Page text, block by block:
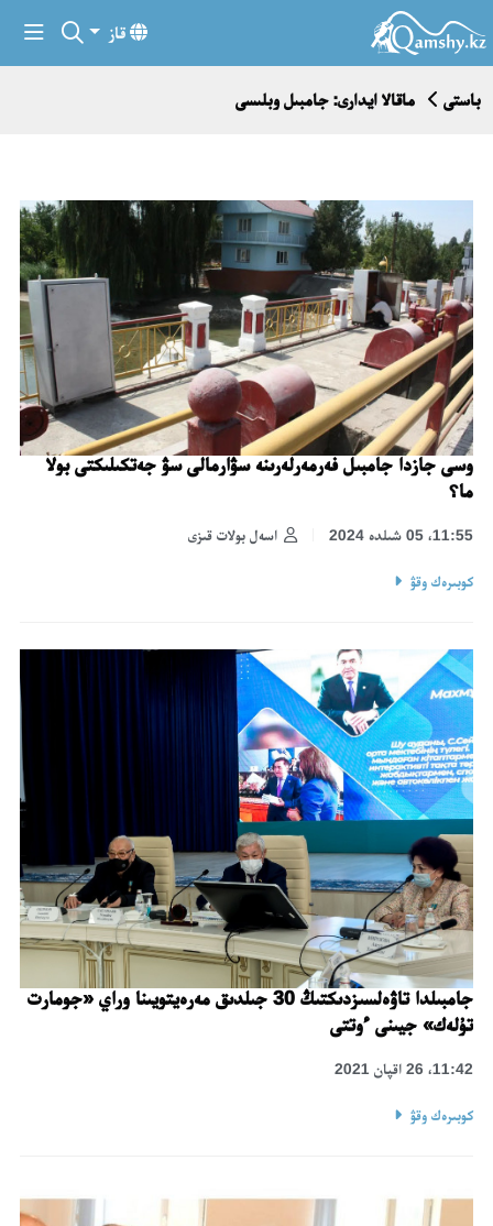
قاز
باستى ماقالا ايدارى: جامبىل وبلىسى
وسى جازدا جامبىل فەرمەرلەرىنە سۋارمالى سۋ جەتكىلىكتى بولا
ما؟
اسەل بولات قىزى 11:55، 05 شىلدە 2024
كوبىرەك وقۋ
جامبىلدا تاۋەلسىزدىكتىڭ 30 جىلدىق مەرەيتويىنا وراي «جومارت
تۇلەك» جيىنى ءوتتى
11:42، 26 اقپان 2021
كوبىرەك وقۋ